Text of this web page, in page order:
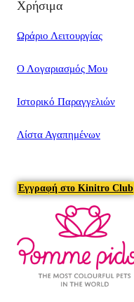
Χρήσιμα
Ωράριο Λειτουργίας
Ο Λογαριασμός Μου
Ιστορικό Παραγγελιών
Λίστα Αγαπημένων
Εγγραφή στο Kinitro Club